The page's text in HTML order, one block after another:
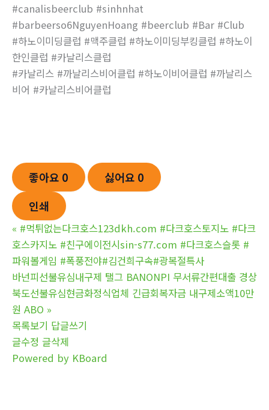
#canalisbeerclub #sinhnhat
#barbeerso6NguyenHoang #beerclub #Bar #Club
#하노이미딩클럽 #맥주클럽 #하노이미딩부킹클럽 #하노이
한인클럽 #카날리스클럽
#카날리스 #까날리스비어클럽 #하노이비어클럽 #까날리스
비어 #카날리스비어클럽
좋아요 0 싫어요 0
인쇄
« #먹튀없는다크호스123dkh.com #다크호스토지노 #다크
호스카지노 #친구에이전시sin-s77.com #다크호스슬롯 #
파워볼게임 #폭풍전야#김건희구속#광복절특사
바넌피선불유심내구제 탤그 BANONPI 무서류간편대출 경상
북도선불유심현금화정식업체 긴급회복자금 내구제소액10만
원 ABO »
목록보기 답글쓰기
글수정 글삭제
Powered by KBoard